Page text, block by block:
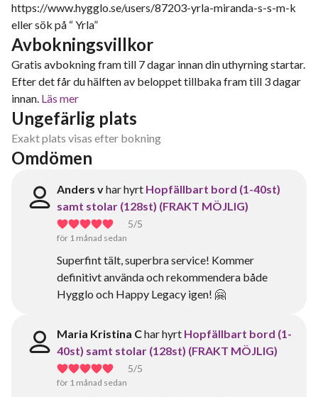
https://www.hygglo.se/users/87203-yrla-miranda-s-s-m-k
eller sök på “ Yrla”
Avbokningsvillkor
Gratis avbokning fram till 7 dagar innan din uthyrning startar.
Efter det får du hälften av beloppet tillbaka fram till 3 dagar
innan. Läs mer
Ungefärlig plats
Exakt plats visas efter bokning
Omdömen
Anders vhar hyrt Hopfällbart bord (1-40st)
samt stolar (128st) (FRAKT MÖJLIG)
5/5
för 1 månad sedan
Superfint tält, superbra service! Kommer
definitivt använda och rekommendera både
Hygglo och Happy Legacy igen! 🤗
Maria Kristina Char hyrt Hopfällbart bord (1-
40st) samt stolar (128st) (FRAKT MÖJLIG)
5/5
för 1 månad sedan